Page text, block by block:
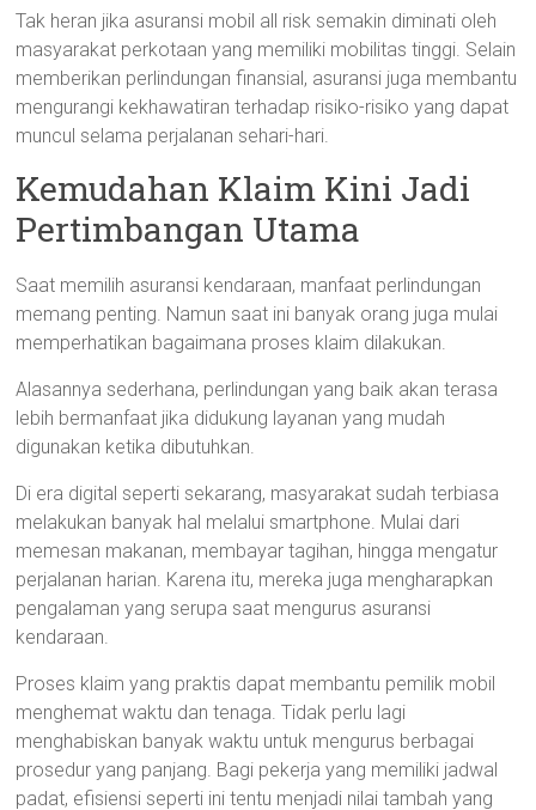
Tak heran jika asuransi mobil all risk semakin diminati oleh
masyarakat perkotaan yang memiliki mobilitas tinggi. Selain
memberikan perlindungan finansial, asuransi juga membantu
mengurangi kekhawatiran terhadap risiko-risiko yang dapat
muncul selama perjalanan sehari-hari.
Kemudahan Klaim Kini Jadi
Pertimbangan Utama
Saat memilih asuransi kendaraan, manfaat perlindungan
memang penting. Namun saat ini banyak orang juga mulai
memperhatikan bagaimana proses klaim dilakukan.
Alasannya sederhana, perlindungan yang baik akan terasa
lebih bermanfaat jika didukung layanan yang mudah
digunakan ketika dibutuhkan.
Di era digital seperti sekarang, masyarakat sudah terbiasa
melakukan banyak hal melalui smartphone. Mulai dari
memesan makanan, membayar tagihan, hingga mengatur
perjalanan harian. Karena itu, mereka juga mengharapkan
pengalaman yang serupa saat mengurus asuransi
kendaraan.
Proses klaim yang praktis dapat membantu pemilik mobil
menghemat waktu dan tenaga. Tidak perlu lagi
menghabiskan banyak waktu untuk mengurus berbagai
prosedur yang panjang. Bagi pekerja yang memiliki jadwal
padat, efisiensi seperti ini tentu menjadi nilai tambah yang